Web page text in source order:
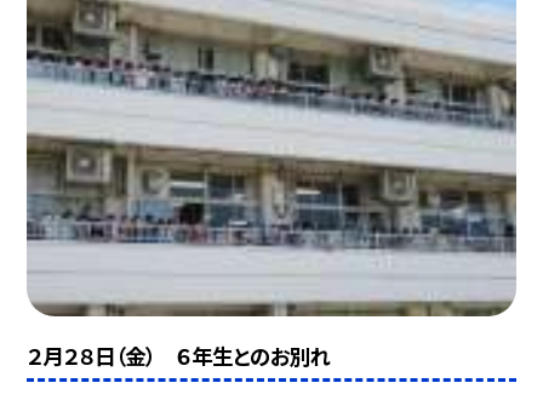
２月２８日（金） ６年生とのお別れ